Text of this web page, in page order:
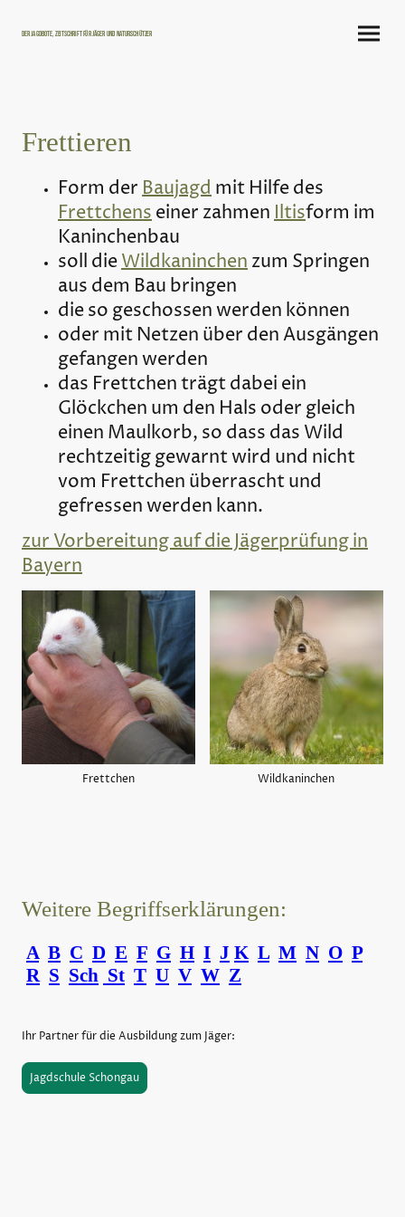
Der Jagdbote, Zeitschrift für Jäger und Naturschützer
Frettieren
Form derBaujagdmit Hilfe des
Frettchenseiner zahmenIltisform im
Kaninchenbau
soll dieWildkaninchenzum Springen
aus dem Bau bringen
die so geschossen werden können
oder mit Netzen über den Ausgängen
gefangen werden
das Frettchen trägt dabei ein
Glöckchen um den Hals oder gleich
einen Maulkorb, so dass das Wild
rechtzeitig gewarnt wird und nicht
vom Frettchen überrascht und
gefressen werden kann.
zur Vorbereitung auf die Jägerprüfung in
Bayern
Frettchen Wildkaninchen
Weitere Begriffserklärungen:
A B C D E F G H I J K L M N O P
R S Sch St T U V W Z
Ihr Partner für die Ausbildung zum Jäger:
Jagdschule Schongau